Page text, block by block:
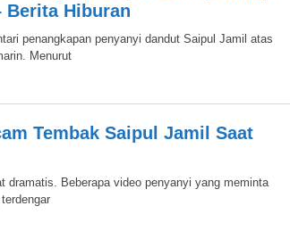
Berita Hiburan
penangkapan penyanyi dandut Saipul Jamil atas
Menurut
Tembak Saipul Jamil Saat
dramatis. Beberapa video penyanyi yang meminta